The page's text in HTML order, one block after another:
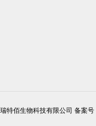
特佰生物科技有限公司备案号